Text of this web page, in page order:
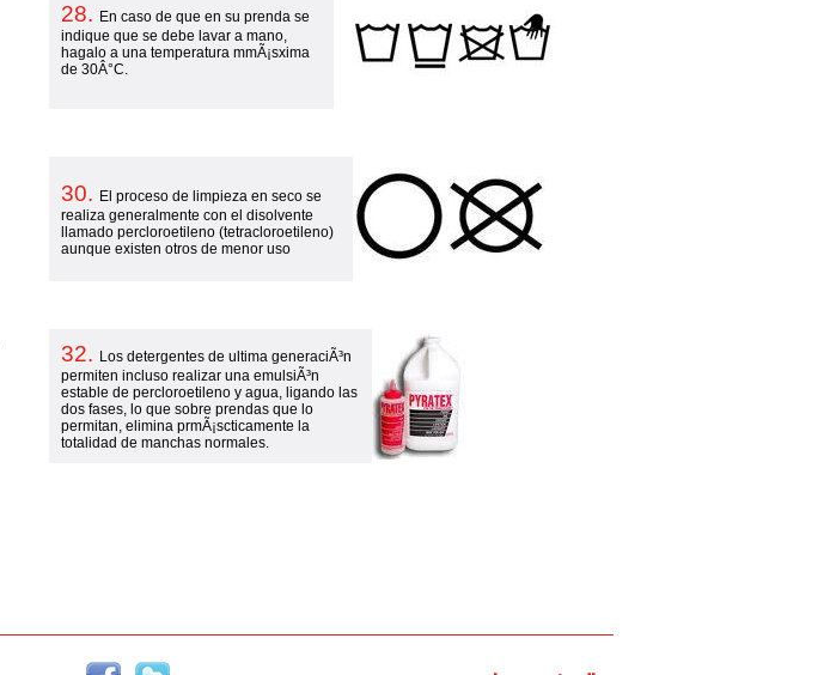
28. En caso de que en su prenda se
indique que se debe lavar a mano,
hagalo a una temperatura mmÃ¡sxima
de 30Â°C.
30. El proceso de limpieza en seco se
realiza generalmente con el disolvente
llamado percloroetileno (tetracloroetileno)
aunque existen otros de menor uso
32. Los detergentes de ultima generaciÃ³n
permiten incluso realizar una emulsiÃ³n
estable de percloroetileno y agua, ligando las
dos fases, lo que sobre prendas que lo
permitan, elimina prmÃ¡scticamente la
totalidad de manchas normales.